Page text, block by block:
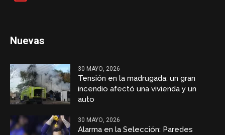
Nuevas
30 MAYO, 2026
Tensión en la madrugada: un gran
incendio afectó una vivienda y un
auto
30 MAYO, 2026
Alarma en la Selección: Paredes